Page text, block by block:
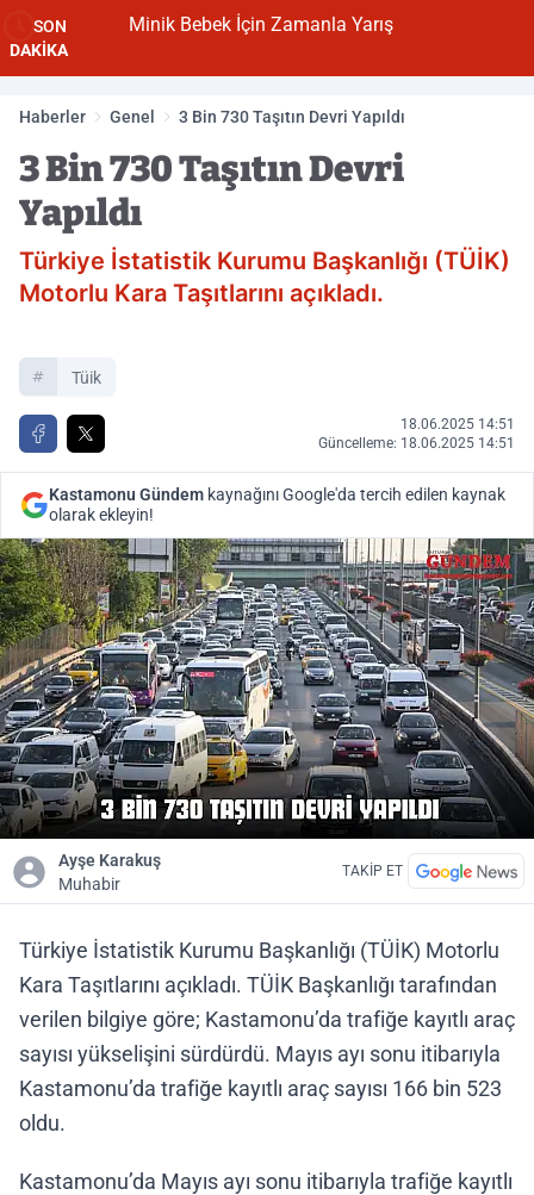
SON
DAKİKA
Minik Bebek İçin Zamanla Yarış
Haberler Genel 3 Bin 730 Taşıtın Devri Yapıldı
3 Bin 730 Taşıtın Devri
Yapıldı
Türkiye İstatistik Kurumu Başkanlığı (TÜİK)
Motorlu Kara Taşıtlarını açıkladı.
Tüik
18.06.2025 14:51
Güncelleme: 18.06.2025 14:51
Kastamonu Gündem kaynağını Google'da tercih edilen kaynak
olarak ekleyin!
Ayşe Karakuş
Muhabir
TAKİP ET
Türkiye İstatistik Kurumu Başkanlığı (TÜİK) Motorlu
Kara Taşıtlarını açıkladı. TÜİK Başkanlığı tarafından
verilen bilgiye göre; Kastamonu’da trafiğe kayıtlı araç
sayısı yükselişini sürdürdü. Mayıs ayı sonu itibarıyla
Kastamonu’da trafiğe kayıtlı araç sayısı 166 bin 523
oldu.
Kastamonu’da Mayıs ayı sonu itibarıyla trafiğe kayıtlı